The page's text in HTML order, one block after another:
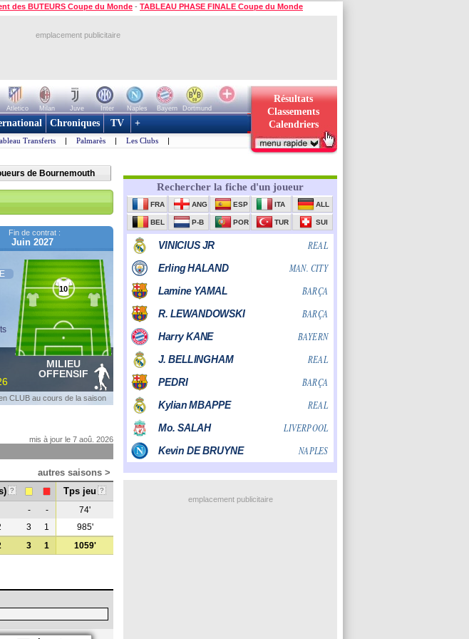
des BUTEURS Coupe du Monde - TABLEAU PHASE FINALE Coupe du Monde
emplacement publicitaire
Atletico Milan Juve Inter Naples Bayern
Dortmund
Résultats
Classements
Calendriers
Chroniques TV +
Transferts | Palmarès | Les Clubs |
de Bournemouth
Fin de contrat :
Juin 2027
10
MILIEU
OFFENSIF
CLUB au cours de la saison
mis à jour le 7 aoû. 2026
autres saisons >
? Tps jeu ?
- -
74'
3 1
985'
3 1 1059'
emplacement publicitaire